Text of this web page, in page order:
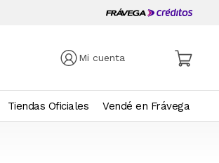
Mi cuenta
Tiendas Oficiales Vendé en Frávega